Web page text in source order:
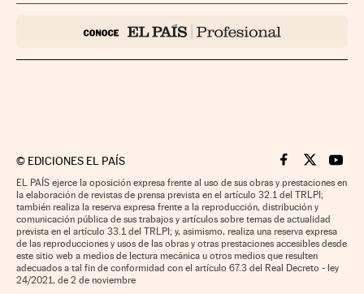
© EDICIONES EL PAÍS Cinco Días en
Cinco Días
Cinco
EL PAÍS ejerce la oposición expresa frente al uso de sus obras y prestaciones en
la elaboración de revistas de prensa prevista en el artículo 32.1 del TRLPI;
también realiza la reserva expresa frente a la reproducción, distribución y
comunicación pública de sus trabajos y artículos sobre temas de actualidad
prevista en el artículo 33.1 del TRLPI; y, asimismo, realiza una reserva expresa
de las reproducciones y usos de las obras y otras prestaciones accesibles desde
este sitio web a medios de lectura mecánica u otros medios que resulten
adecuados a tal fin de conformidad con el artículo 67.3 del Real Decreto - ley
24/2021, de 2 de noviembre